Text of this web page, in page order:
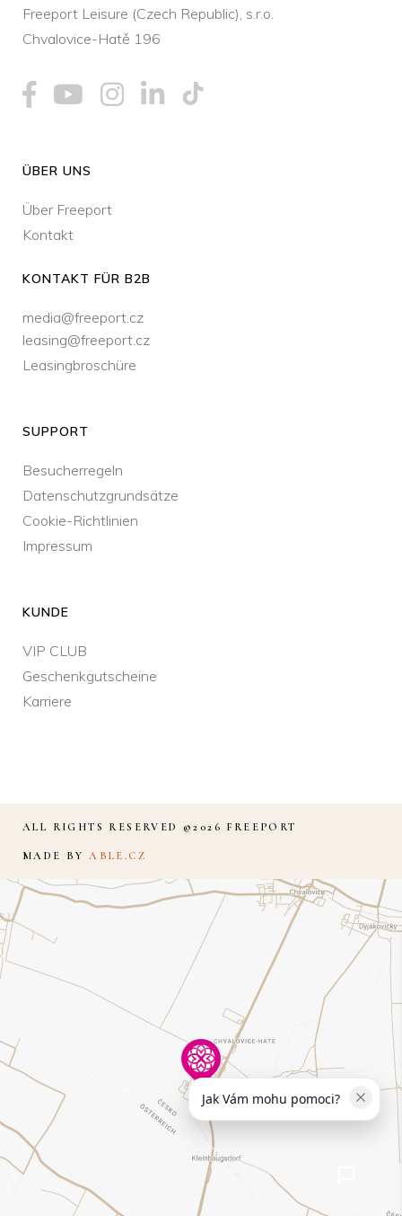
Freeport Leisure (Czech Republic), s.r.o.
Chvalovice-Hatě 196
ÜBER UNS
Über Freeport
Kontakt
KONTAKT FÜR B2B
media@freeport.cz
leasing@freeport.cz
Leasingbroschüre
SUPPORT
Besucherregeln
Datenschutzgrundsätze
Cookie-Richtlinien
Impressum
KUNDE
VIP CLUB
Geschenkgutscheine
Karriere
ALL RIGHTS RESERVED ©2026 FREEPORT
MADE BYABLE.CZ
Jak Vám mohu pomoci?